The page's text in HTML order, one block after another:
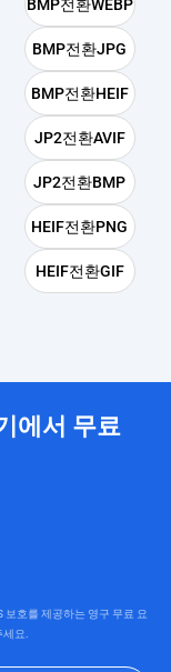
BMP전환WEBP
BMP전환JPG
BMP전환HEIF
JP2전환AVIF
JP2전환BMP
HEIF전환PNG
HEIF전환GIF
에서 무료
보호를 제공하는 영구 무료 요
세요.